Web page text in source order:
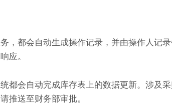
，都会自动生成操作记录，并由操作人记
应。
都会自动完成库存表上的数据更新。涉及
推送至财务部审批。